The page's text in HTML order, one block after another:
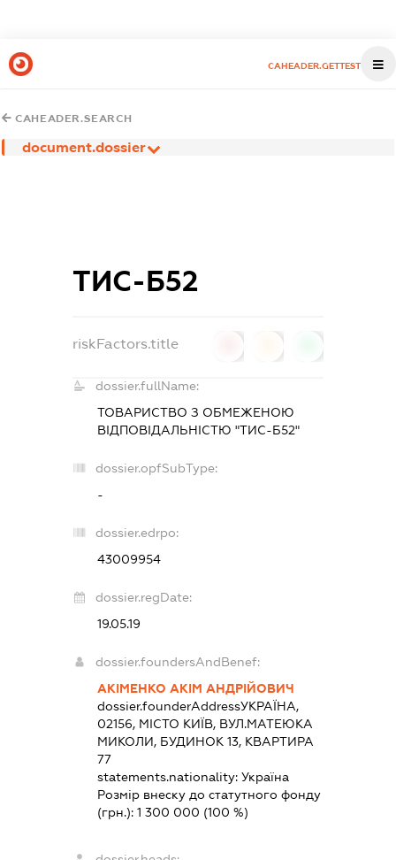
CAHEADER.GETTEST
CAHEADER.SEARCH
document.dossier
ТИС-Б52
riskFactors.title
dossier.fullName:
ТОВАРИСТВО З ОБМЕЖЕНОЮ
ВІДПОВІДАЛЬНІСТЮ "ТИС-Б52"
dossier.opfSubType:
-
dossier.edrpo:
43009954
dossier.regDate:
19.05.19
dossier.foundersAndBenef:
АКІМЕНКО АКІМ АНДРІЙОВИЧ
dossier.founderAddressУКРАЇНА,
02156, МІСТО КИЇВ, ВУЛ.МАТЕЮКА
МИКОЛИ, БУДИНОК 13, КВАРТИРА
77
statements.nationality:Україна
Розмір внеску до статутного фонду
(грн.):1 300 000 (100 %)